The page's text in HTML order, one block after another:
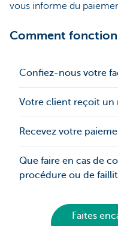
vous informe du
Comment
Confiez-nous votre
Votre client reçoit un
Recevez votre
Que faire en cas de
procédure ou de
Faites